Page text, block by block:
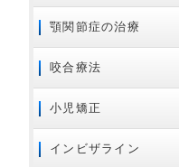
2020年10月
2020年07月
2020年06月
2020年04月
2020年02月
顎関節症の治療
咬合療法
小児矯正
インビザライン